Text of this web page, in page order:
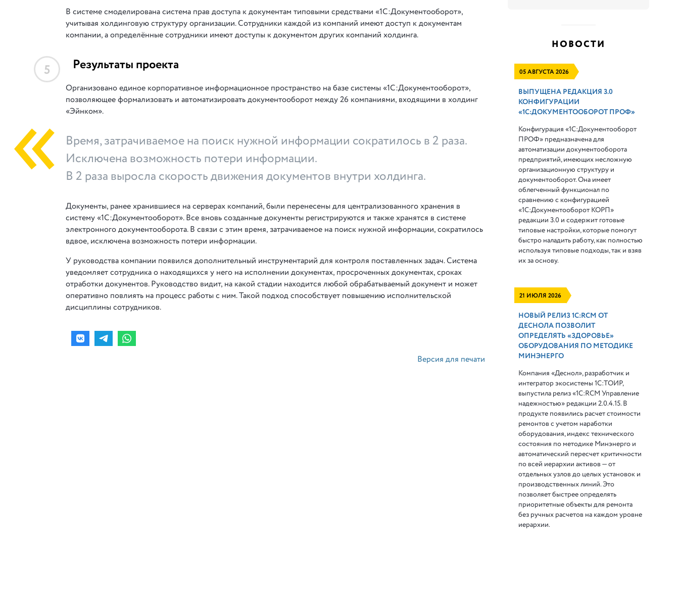
В системе смоделирована система прав доступа к документам типовыми средствами «1С:Документооборот»,
учитывая холдинговую структуру организации. Сотрудники каждой из компаний имеют доступ к документам
компании, а определённые сотрудники имеют доступы к документом других компаний холдинга.
5 Результаты проекта
Организовано единое корпоративное информационное пространство на базе системы «1С:Документооборот»,
позволяющее формализовать и автоматизировать документооборот между 26 компаниями, входящими в холдинг
«Эйнком».
Время, затрачиваемое на поиск нужной информации сократилось в 2 раза.
Исключена возможность потери информации.
В 2 раза выросла скорость движения документов внутри холдинга.
Документы, ранее хранившиеся на серверах компаний, были перенесены для централизованного хранения в
систему «1С:Документооборот». Все вновь созданные документы регистрируются и также хранятся в системе
электронного документооборота. В связи с этим время, затрачиваемое на поиск нужной информации, сократилось
вдвое, исключена возможность потери информации.
У руководства компании появился дополнительный инструментарий для контроля поставленных задач. Система
уведомляет сотрудника о находящихся у него на исполнении документах, просроченных документах, сроках
отработки документов. Руководство видит, на какой стадии находится любой обрабатываемый документ и может
оперативно повлиять на процесс работы с ним. Такой подход способствует повышению исполнительской
дисциплины сотрудников.
Версия для печати
НОВОСТИ
05 АВГУСТА 2026
ВЫПУЩЕНА РЕДАКЦИЯ 3.0
КОНФИГУРАЦИИ
«1С:ДОКУМЕНТООБОРОТ ПРОФ»
Конфигурация «1С:Документооборот
ПРОФ» предназначена для
автоматизации документооборота
предприятий, имеющих несложную
организационную структуру и
документооборот. Она имеет
облегченный функционал по
сравнению с конфигурацией
«1С:Документооборот КОРП»
редакции 3.0 и содержит готовые
типовые настройки, которые помогут
быстро наладить работу, как полностью
используя типовые подходы, так и взяв
их за основу.
21 ИЮЛЯ 2026
НОВЫЙ РЕЛИЗ 1С:RCM ОТ
ДЕСНОЛА ПОЗВОЛИТ
ОПРЕДЕЛЯТЬ «ЗДОРОВЬЕ»
ОБОРУДОВАНИЯ ПО МЕТОДИКЕ
МИНЭНЕРГО
Компания «Деснол», разработчик и
интегратор экосистемы 1С:ТОИР,
выпустила релиз «1С:RCM Управление
надежностью» редакции 2.0.4.15. В
продукте появились расчет стоимости
ремонтов с учетом наработки
оборудования, индекс технического
состояния по методике Минэнерго и
автоматический пересчет критичности
по всей иерархии активов — от
отдельных узлов до целых установок и
производственных линий. Это
позволяет быстрее определять
приоритетные объекты для ремонта
без ручных расчетов на каждом уровне
иерархии.